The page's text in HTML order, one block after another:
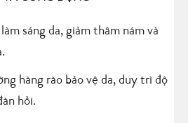
sáng da, giảm thâm nám và
hàng rào bảo vệ da, duy trì độ
hồi.